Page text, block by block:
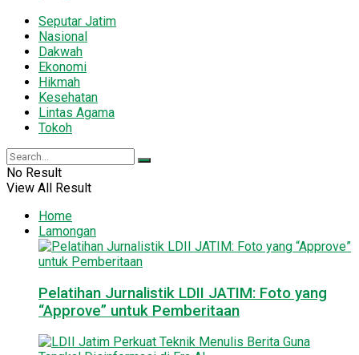
Seputar Jatim
Nasional
Dakwah
Ekonomi
Hikmah
Kesehatan
Lintas Agama
Tokoh
No Result
View All Result
Home
Lamongan
Pelatihan Jurnalistik LDII JATIM: Foto yang
“Approve” untuk Pemberitaan